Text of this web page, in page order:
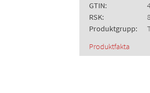
GTIN:
RSK:
Produktgrupp:
Produktfakta